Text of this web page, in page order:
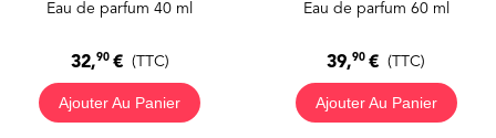
Eau de parfum 40 ml
32,90 € (TTC)
Ajouter Au Panier
Eau de parfum 60 ml
39,90€ (TTC)
Ajouter Au Panier